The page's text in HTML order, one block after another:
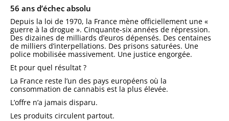
56 ans d’échec absolu
Depuis la loi de 1970, la France mène officiellement une «
guerre à la drogue ». Cinquante-six années de répression.
Des dizaines de milliards d’euros dépensés. Des centaines
de milliers d’interpellations. Des prisons saturées. Une
police mobilisée massivement. Une justice engorgée.
Et pour quel résultat ?
La France reste l’un des pays européens où la
consommation de cannabis est la plus élevée.
L’offre n’a jamais disparu.
Les produits circulent partout.